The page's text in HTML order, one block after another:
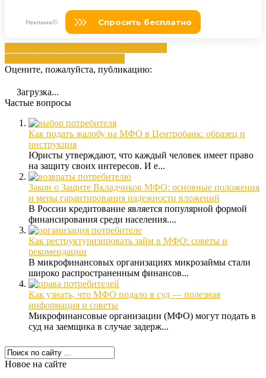
Оцените, пожалуйста, публикацию:
Загрузка...
Частые вопросы
Как подать жалобу на МФО в Центробанк: образец и
инструкция
Юристы утверждают, что каждый человек имеет право
на защиту своих интересов. И е...
Закон о Защите Вкладчиков МФО: основные положения
и меры гарантирования надежности вложений
В России кредитование является популярной формой
финансирования среди населения....
Как реструктуризировать займ в МФО: советы и
рекомендации
В микрофинансовых организациях микрозаймы стали
широко распространенным финансов...
Как узнать, что МФО подало в суд — полезная
информация и советы
Микрофинансовые организации (МФО) могут подать в
суд на заемщика в случае задерж...
Новое на сайте